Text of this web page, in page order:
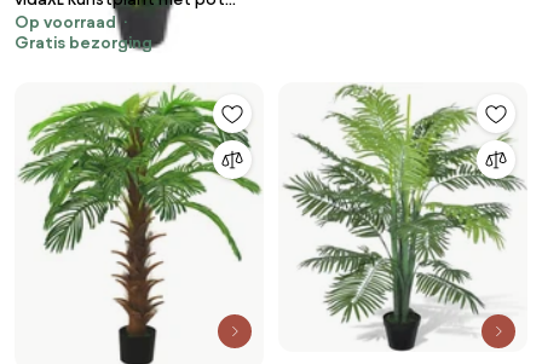
bamboe 120 cm groen
Op voorraad
Gratis bezorging